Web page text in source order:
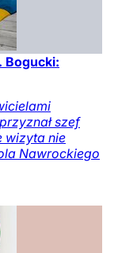
Bogucki:
szef
wizyta nie
Nawrockiego